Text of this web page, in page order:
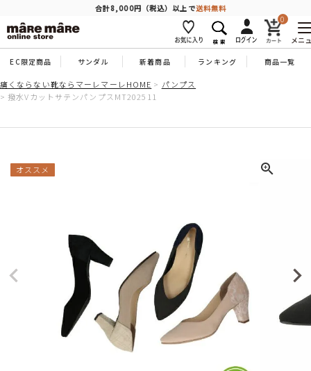
合計8,000円（税込）以上で送料無料
0
メニ
EC限定商品 サンダル 新着商品 ランキング 商品一覧
痛くならない靴ならマーレマーレHOME
パンプス
撥水VカットサテンパンプスMT202511
オススメ
商品を探す
人気ワード #コンフォート #パンプス #スニーカー
タイプ
カテゴリー